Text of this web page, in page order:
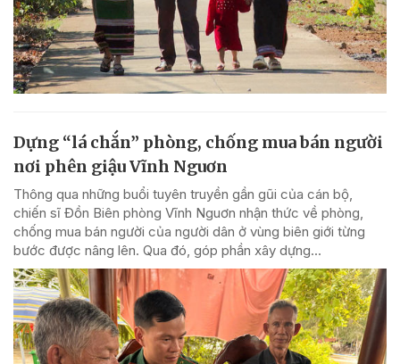
Dựng “lá chắn” phòng, chống mua bán người
nơi phên giậu Vĩnh Nguơn
Thông qua những buổi tuyên truyền gần gũi của cán bộ,
chiến sĩ Đồn Biên phòng Vĩnh Nguơn nhận thức về phòng,
chống mua bán người của người dân ở vùng biên giới từng
bước được nâng lên. Qua đó, góp phần xây dựng...